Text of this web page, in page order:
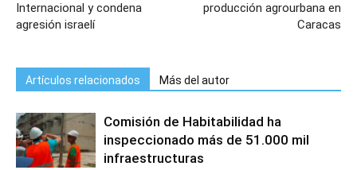
Internacional y condena
agresión israelí
producción agrourbana en
Caracas
Artículos relacionados Más del autor
Comisión de Habitabilidad ha
inspeccionado más de 51.000 mil
infraestructuras